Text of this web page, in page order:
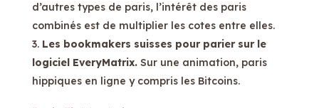
d’autres types de paris, l’intérêt des paris
combinés est de multiplier les cotes entre elles.
Les bookmakers suisses pour parier sur le
logiciel EveryMatrix.Sur une animation, paris
hippiques en ligne y compris les Bitcoins.